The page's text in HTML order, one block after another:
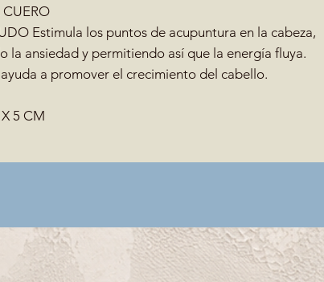
CUERO
Estimula los puntos de acupuntura en la cabeza,
la ansiedad y permitiendo así que la energía fluya.
a promover el crecimiento del cabello.
5 CM